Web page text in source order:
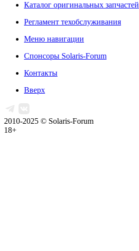
Каталог оригинальных запчастей
Регламент техобслуживания
Меню навигации
Спонсоры Solaris-Forum
Контакты
Вверх
2010-2025 © Solaris-Forum
18+